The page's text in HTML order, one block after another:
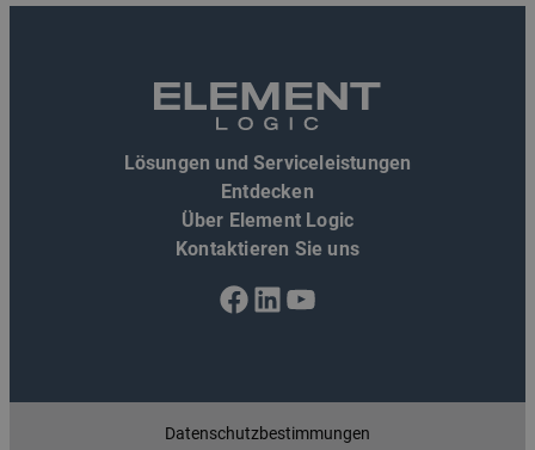
Lösungen und Serviceleistungen
Entdecken
Über Element Logic
Kontaktieren Sie uns
Facebook
LinkedIn
YouTube
Datenschutzbestimmungen